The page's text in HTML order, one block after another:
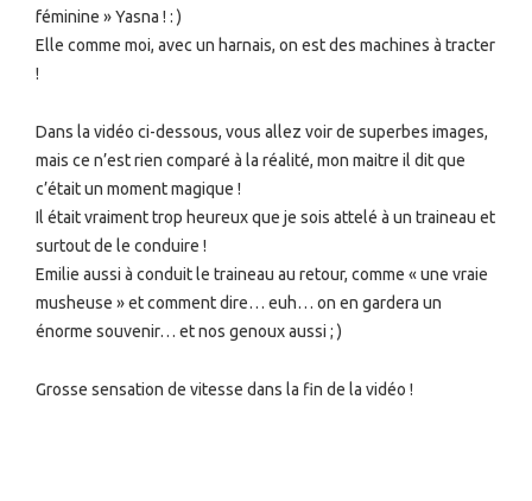
féminine » Yasna ! : )
Elle comme moi, avec un harnais, on est des machines à tracter
!
Dans la vidéo ci-dessous, vous allez voir de superbes images,
mais ce n’est rien comparé à la réalité, mon maitre il dit que
c’était un moment magique !
Il était vraiment trop heureux que je sois attelé à un traineau et
surtout de le conduire !
Emilie aussi à conduit le traineau au retour, comme « une vraie
musheuse » et comment dire… euh… on en gardera un
énorme souvenir… et nos genoux aussi ; )
Grosse sensation de vitesse dans la fin de la vidéo !